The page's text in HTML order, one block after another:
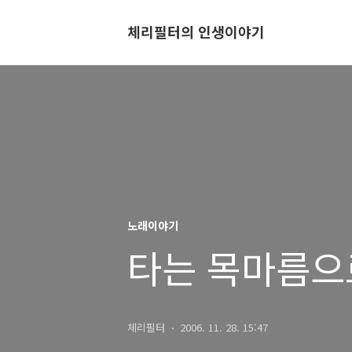
체리필터의 인생이야기
노래이야기
타는 목마름
체리필터 2006. 11. 28. 15:47